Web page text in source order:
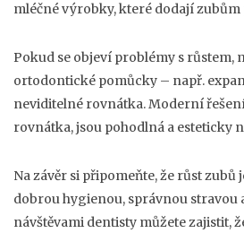
mléčné výrobky, které dodají
Pokud se objeví problémy s růstem,
ortodontické pomůcky – např.
neviditelné rovnátka. Moderní
rovnátka, jsou pohodlná a esteticky
Na závěr si připomeňte, že růst zubů
dobrou hygienou, správnou stravou
návštěvami dentisty můžete zajistit,